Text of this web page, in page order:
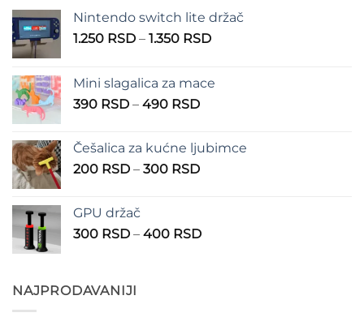
Nintendo switch lite držač
1.250 RSD – 1.350 RSDRaspon
1.250 RSD
Mini slagalica za mace
390 RSD – 490 RSDRaspon
390 RSD
do
Češalica za kućne ljubimce
200 RSD – 300 RSDRaspon
do
GPU držač
300 RSD – 400 RSDRaspon
NAJPRODAVANIJI